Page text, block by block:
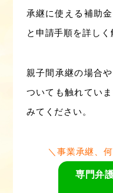
承継に使える補助
と申請手順を詳しく
親子間承継の場合
ついても触れてい
みてください。
＼事業承継、
専門弁